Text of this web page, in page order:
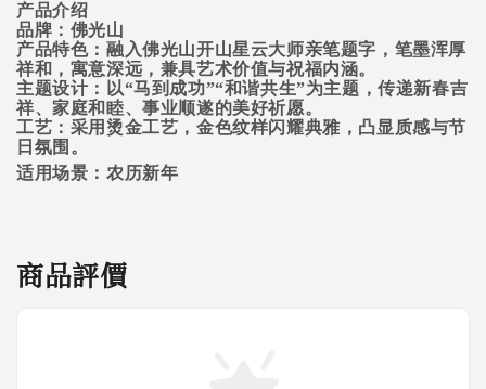
产品介绍
品牌：佛光山
产品特色：融入佛光山开山星云大师亲笔题字，笔墨浑厚
祥和，寓意深远，兼具艺术价值与祝福内涵。
主题设计：以“马到成功”“和谐共生”为主题，传递新春吉
祥、家庭和睦、事业顺遂的美好祈愿。
工艺：采用烫金工艺，金色纹样闪耀典雅，凸显质感与节
日氛围。
适用场景：农历新年
商品評價